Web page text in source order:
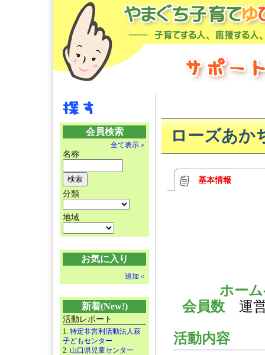
会員検索
全て表示＞
名称
分類
地域
お気に入り
追加＜
新着(New!)
活動レポート
1. 特定非営利活動法人萩
子どもセンター
2. 山口県児童センター
ローズあか
基本情報
ホー
会員数 運
活動内容